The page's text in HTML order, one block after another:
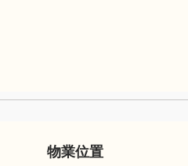
物業位置